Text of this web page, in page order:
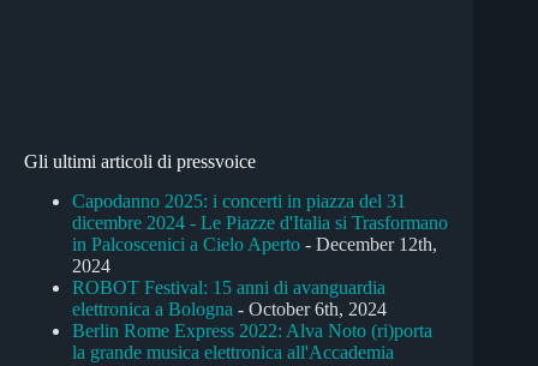
Gli ultimi articoli di pressvoice
Capodanno 2025: i concerti in piazza del 31
dicembre 2024 - Le Piazze d'Italia si Trasformano
in Palcoscenici a Cielo Aperto - December 12th,
2024
ROBOT Festival: 15 anni di avanguardia
elettronica a Bologna - October 6th, 2024
Berlin Rome Express 2022: Alva Noto (ri)porta
la grande musica elettronica all'Accademia